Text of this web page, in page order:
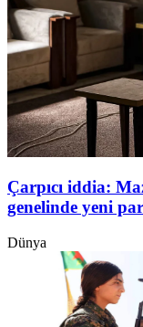
Çarpıcı iddia:
genelinde yeni
Dünya